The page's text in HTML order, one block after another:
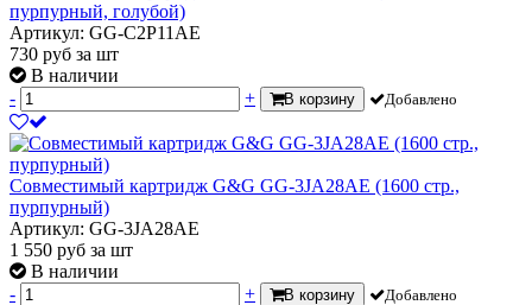
пурпурный, голубой)
Артикул: GG-C2P11AE
730 руб за шт
В наличии
-
+ В корзину Добавлено
Совместимый картридж G&G GG-3JA28AE (1600 стр.,
пурпурный)
Артикул: GG-3JA28AE
1 550 руб за шт
В наличии
-
+ В корзину Добавлено